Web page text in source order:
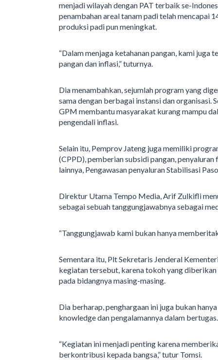
menjadi wilayah dengan PAT terbaik se-
penambahan areal tanam padi telah mencapai
produksi padi pun meningkat.
“Dalam menjaga ketahanan pangan, kami
pangan dan inflasi,” tuturnya.
Dia menambahkan, sejumlah program yang
sama dengan berbagai instansi dan organisasi.
GPM membantu masyarakat kurang mampu
pengendali inflasi.
Selain itu, Pemprov Jateng juga memiliki
(CPPD), pemberian subsidi pangan,
lainnya, Pengawasan penyaluran Stabilisasi
Direktur Utama Tempo Media, Arif Zulkifli
sebagai sebuah tanggungjawabnya sebagai
“Tanggungjawab kami bukan hanya
Sementara itu, Plt Sekretaris Jenderal
kegiatan tersebut, karena tokoh yang
pada bidangnya masing-masing.
Dia berharap, penghargaan ini juga bukan
knowledge dan pengalamannya dalam bertugas.
“Kegiatan ini menjadi penting karena
berkontribusi kepada bangsa,” tutur Tomsi.